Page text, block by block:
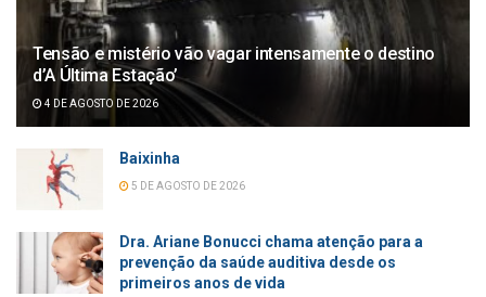
Tensão e mistério vão vagar intensamente o destino
d’A Última Estação’
4 DE AGOSTO DE 2026
Baixinha
5 DE AGOSTO DE 2026
Dra. Ariane Bonucci chama atenção para a
prevenção da saúde auditiva desde os
primeiros anos de vida